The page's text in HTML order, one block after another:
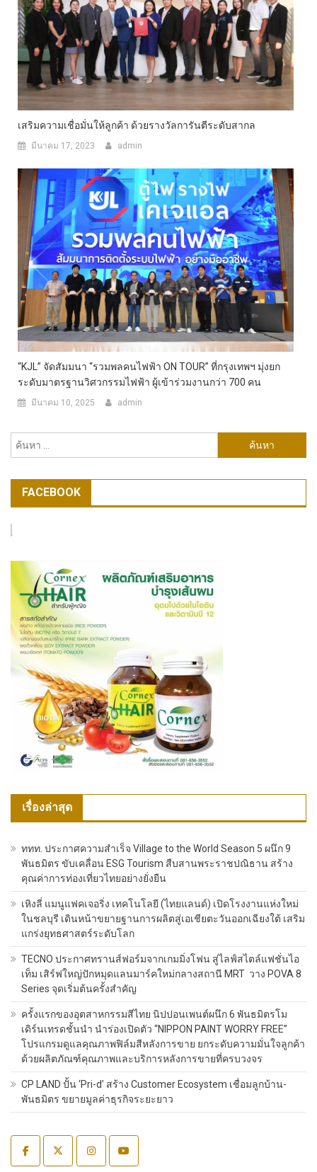
เสริมความเชื่อมั่นให้ลูกค้า ด้วยรางวัลการันตีระดับสากล
มีนาคม 17, 2023 admin
“KJL” จัดสัมมนา “รวมพลคนไฟฟ้า ON TOUR” ที่กรุงเทพฯ มุ่งยก
ระดับมาตรฐานวิศวกรรมไฟฟ้า ผู้เข้าร่วมงานกว่า 700 คน
มีนาคม 10, 2025 admin
สำหรับ:
FACEBOOK
เรื่องล่าสุด
ททท. ประกาศความสำเร็จ Village to the World Season 5 ผนึก 9
พันธมิตร ขับเคลื่อน ESG Tourism สืบสานพระราชปณิธาน สร้าง
คุณค่าการท่องเที่ยวไทยอย่างยั่งยืน
เหิงลี่ แมนูแฟคเจอริ่ง เทคโนโลยี (ไทยแลนด์) เปิดโรงงานแห่งใหม่
ในชลบุรี เดินหน้าขยายฐานการผลิตสู่เอเชียตะวันออกเฉียงใต้ เสริม
แกร่งยุทธศาสตร์ระดับโลก
TECNO ประกาศทรานส์ฟอร์มจากเกมมิ่งโฟน สู่ไลฟ์สไตล์แฟชั่นไอ
เท็ม เสิร์ฟใหญ่ปักหมุดแลนมาร์คใหม่กลางสถานี MRT วาง POVA 8
Series จุดเริ่มต้นครั้งสำคัญ
ครั้งแรกของอุตสาหกรรมสีไทย นิปปอนเพนต์ผนึก 6 พันธมิตรโม
เดิร์นเทรดชั้นนำ นำร่องเปิดตัว “NIPPON PAINT WORRY FREE”
โปรแกรมดูแลคุณภาพฟิล์มสีหลังการขาย ยกระดับความมั่นใจลูกค้า
ด้วยผลิตภัณฑ์คุณภาพและบริการหลังการขายที่ครบวงจร
CP LAND ปั้น ‘Pri-d’ สร้าง Customer Ecosystem เชื่อมลูกบ้าน-
พันธมิตร ขยายมูลค่าธุรกิจระยะยาว